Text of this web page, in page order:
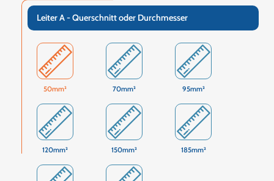
Leiter A - Querschnitt oder Durchmesser
50mm² 70mm² 95mm²
120mm² 150mm² 185mm²